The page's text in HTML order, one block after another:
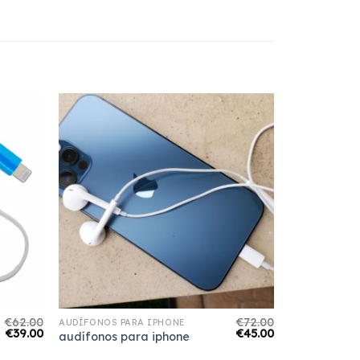
€62.00
€39.00
AUDÍFONOS PARA IPHONE
audífonos para iphone
€72.00
€45.00